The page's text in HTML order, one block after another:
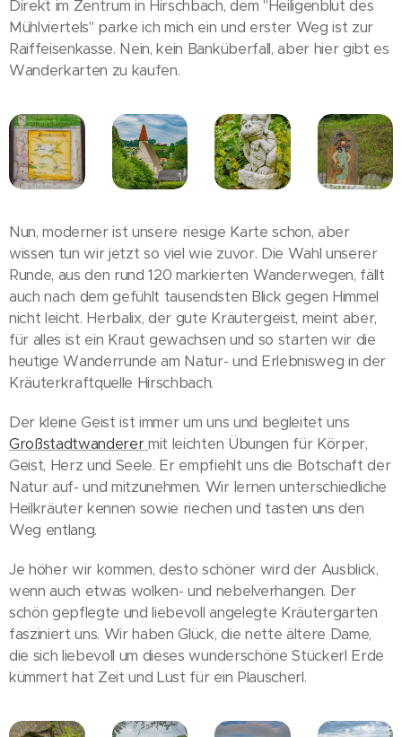
Direkt im Zentrum in Hirschbach, dem "Heiligenblut des
Mühlviertels" parke ich mich ein und erster Weg ist zur
Raiffeisenkasse. Nein, kein Banküberfall, aber hier gibt es
Wanderkarten zu kaufen.
Nun, moderner ist unsere riesige Karte schon, aber
wissen tun wir jetzt so viel wie zuvor. Die Wahl unserer
Runde, aus den rund 120 markierten Wanderwegen, fällt
auch nach dem gefühlt tausendsten Blick gegen Himmel
nicht leicht. Herbalix, der gute Kräutergeist, meint aber,
für alles ist ein Kraut gewachsen und so starten wir die
heutige Wanderrunde am Natur- und Erlebnisweg in der
Kräuterkraftquelle Hirschbach.
Der kleine Geist ist immer um uns und begleitet uns
Großstadtwanderermit leichten Übungen für Körper,
Geist, Herz und Seele. Er empfiehlt uns die Botschaft der
Natur auf- und mitzunehmen. Wir lernen unterschiedliche
Heilkräuter kennen sowie riechen und tasten uns den
Weg entlang.
Je höher wir kommen, desto schöner wird der Ausblick,
wenn auch etwas wolken- und nebelverhangen. Der
schön gepflegte und liebevoll angelegte Kräutergarten
fasziniert uns. Wir haben Glück, die nette ältere Dame,
die sich liebevoll um dieses wunderschöne Stückerl Erde
kümmert hat Zeit und Lust für ein Plauscherl.